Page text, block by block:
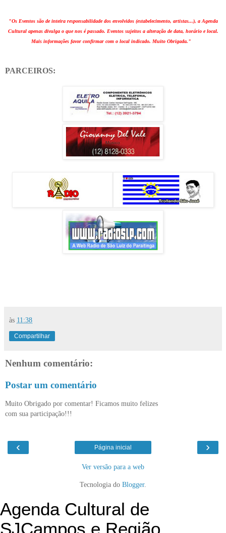
"Os Eventos são de inteira responsabilidade dos envolvidos (estabelecimento, artistas...), a Agenda
Cultural apenas divulga o que nos é passado. Eventos sujeitos a alteração de data, horário e local.
Mais informações favor confirmar com o local indicado. Muito Obrigada."
PARCEIROS:
às 11:38
Compartilhar
Nenhum comentário:
Postar um comentário
Muito Obrigado por comentar! Ficamos muito felizes
com sua participação!!!
‹ ›
Página inicial
Ver versão para a web
Tecnologia do Blogger.
Agenda Cultural de
SJCampos e Região